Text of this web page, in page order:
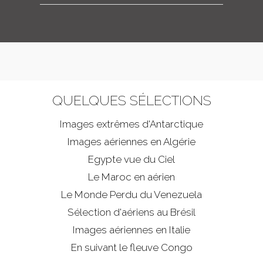
QUELQUES SÉLECTIONS
Images extrêmes d'Antarctique
Images aériennes en Algérie
Egypte vue du Ciel
Le Maroc en aérien
Le Monde Perdu du Venezuela
Sélection d'aériens au Brésil
Images aériennes en Italie
En suivant le fleuve Congo